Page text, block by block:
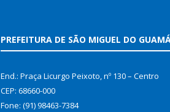
PREFEITURA DE SÃO MIGUEL DO
End.: Praça Licurgo Peixoto, nº 130 – Centro
CEP: 68660-000
Fone: (91) 98463-7384